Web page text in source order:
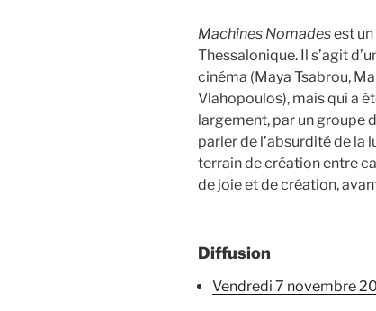
Machines Nomadesest
Thessalonique. Il s’agit
cinéma (Maya Tsabrou,
Vlahopoulos), mais qui a
largement, par un groupe
parler de l’absurdité de la
terrain de création entre
de joie et de création,
Diffusion
vendredi 7 novembre